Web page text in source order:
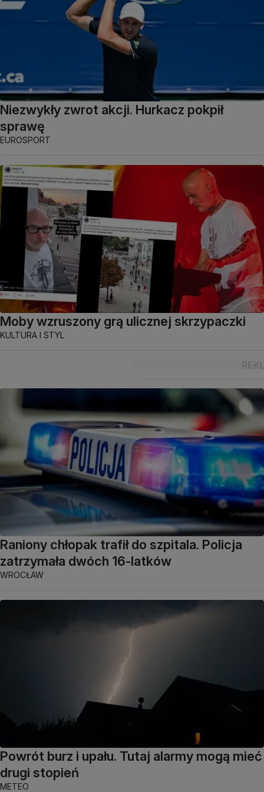
Niezwykły zwrot akcji. Hurkacz pokpił
sprawę
EUROSPORT
Moby wzruszony grą ulicznej skrzypaczki
KULTURA I STYL
Raniony chłopak trafił do szpitala. Policja
zatrzymała dwóch 16-latków
WROCŁAW
Powrót burz i upału. Tutaj alarmy mogą mieć
drugi stopień
METEO